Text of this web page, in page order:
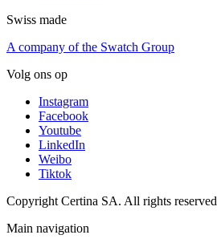
Swiss made
A company of the Swatch Group
Volg ons op
Instagram
Facebook
Youtube
LinkedIn
Weibo
Tiktok
Copyright Certina SA. All rights reserved
Main navigation